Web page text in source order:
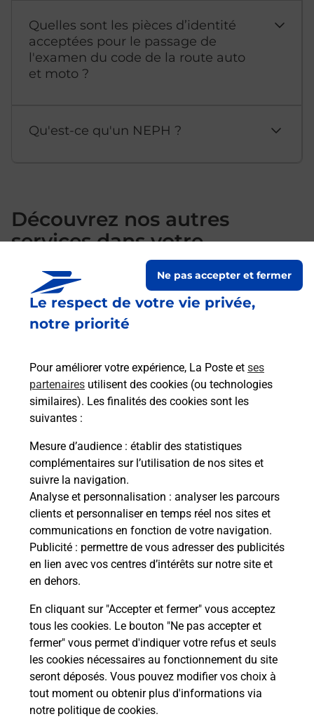
Le respect de votre vie privée,
notre priorité
Pour améliorer votre expérience, La Poste et ses
partenaires utilisent des cookies (ou technologies
similaires). Les finalités des cookies sont les
suivantes :
Mesure d’audience : établir des statistiques
complémentaires sur l’utilisation de nos sites et
suivre la navigation.
Analyse et personnalisation : analyser les parcours
clients et personnaliser en temps réel nos sites et
communications en fonction de votre navigation.
Publicité : permettre de vous adresser des publicités
en lien avec vos centres d’intérêts sur notre site et
en dehors.
En cliquant sur "Accepter et fermer" vous acceptez
tous les cookies. Le bouton "Ne pas accepter et
fermer" vous permet d'indiquer votre refus et seuls
les cookies nécessaires au fonctionnement du site
seront déposés. Vous pouvez modifier vos choix à
tout moment ou obtenir plus d'informations via
notre politique de cookies.
Ne pas accepter et fermer
Quelles sont les pièces d’identité
acceptées pour le passage de
l'examen du code de la route auto
et moto ?
Qu'est-ce qu'un NEPH ?
Découvrez nos autres
services dans votre
département Indre
Souscrire à la téléassistance
Vous cherchez une téléassistance, téléalarme dans
le département Indre ?
Découvrez nos offres.
En savoir plus
Localiser Liste
Liste - examen code de la route
Indre - examen code de la route